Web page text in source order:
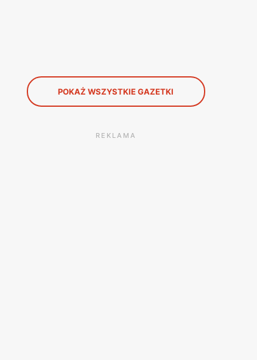
POKAŻ WSZYSTKIE GAZETKI
REKLAMA